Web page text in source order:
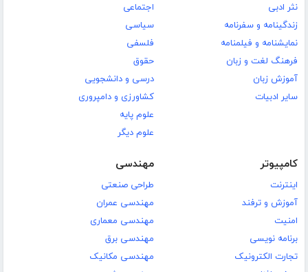
نثر ادبی
زندگینامه و سفرنامه
نمایشنامه و فیلمنامه
فرهنگ لغت و زبان
آموزش زبان
سایر ادبیات
اجتماعی
سیاسی
فلسفی
حقوق
درسی و دانشجویی
کشاورزی و دامپروری
علوم پایه
علوم دیگر
کامپیوتر
اینترنت
آموزش و ترفند
امنیت
برنامه نویسی
تجارت الکترونیک
مهندسی
طراحی صنعتی
مهندسی عمران
مهندسی معماری
مهندسی برق
مهندسی مکانیک